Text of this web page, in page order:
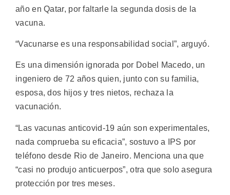
año en Qatar, por faltarle la segunda dosis de la
vacuna.
“Vacunarse es una responsabilidad social”, arguyó.
Es una dimensión ignorada por Dobel Macedo, un
ingeniero de 72 años quien, junto con su familia,
esposa, dos hijos y tres nietos, rechaza la
vacunación.
“Las vacunas anticovid-19 aún son experimentales,
nada comprueba su eficacia”, sostuvo a IPS por
teléfono desde Rio de Janeiro. Menciona una que
“casi no produjo anticuerpos”, otra que solo asegura
protección por tres meses.